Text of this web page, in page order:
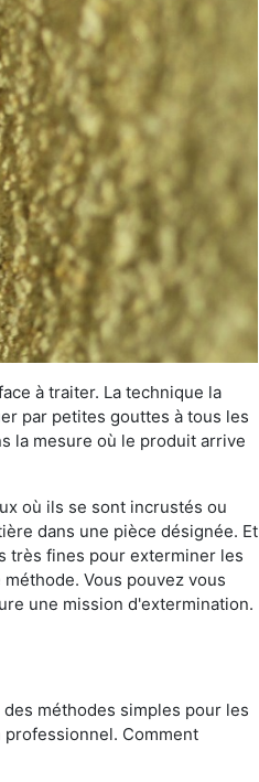
à traiter. La technique la
par petites gouttes à tous les
la mesure où le produit arrive
où ils se sont incrustés ou
dans une pièce désignée. Et
très fines pour exterminer les
Vous pouvez vous
une mission d'extermination.
méthodes simples pour les
Comment